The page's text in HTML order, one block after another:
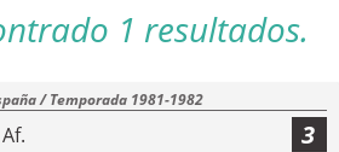
1 resultados.
/ Temporada 1981-1982
3